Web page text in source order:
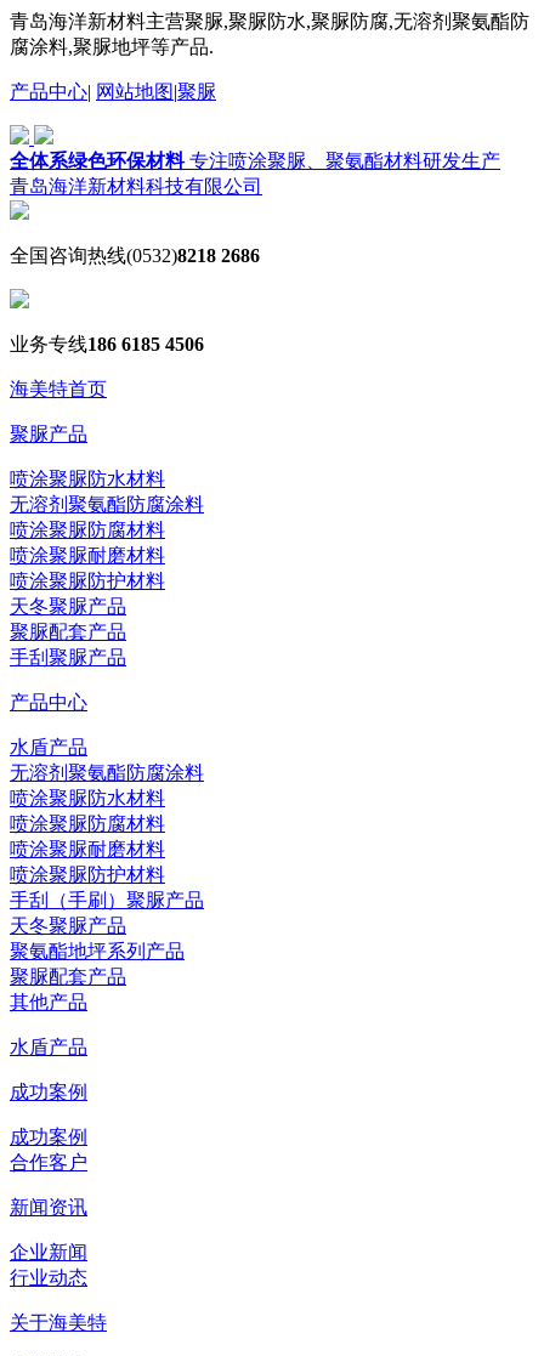
青岛海洋新材料主营聚脲,聚脲防水,聚脲防腐,无溶剂聚氨酯防
腐涂料,聚脲地坪等产品.
产品中心| 网站地图|聚脲
全体系绿色环保材料专注喷涂聚脲、聚氨酯材料研发生产
青岛海洋新材料科技有限公司
全国咨询热线(0532)8218 2686
业务专线186 6185 4506
海美特首页
聚脲产品
喷涂聚脲防水材料
无溶剂聚氨酯防腐涂料
喷涂聚脲防腐材料
喷涂聚脲耐磨材料
喷涂聚脲防护材料
天冬聚脲产品
聚脲配套产品
手刮聚脲产品
产品中心
水盾产品
无溶剂聚氨酯防腐涂料
喷涂聚脲防水材料
喷涂聚脲防腐材料
喷涂聚脲耐磨材料
喷涂聚脲防护材料
手刮（手刷）聚脲产品
天冬聚脲产品
聚氨酯地坪系列产品
聚脲配套产品
其他产品
水盾产品
成功案例
成功案例
合作客户
新闻资讯
企业新闻
行业动态
关于海美特